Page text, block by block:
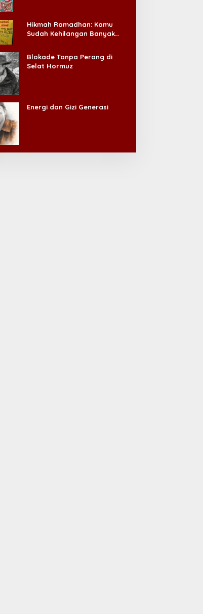
Hikmah Ramadhan: Kamu
Sudah Kehilangan Banyak
Blokade Tanpa Perang di
Selat Hormuz
Energi dan Gizi Generasi